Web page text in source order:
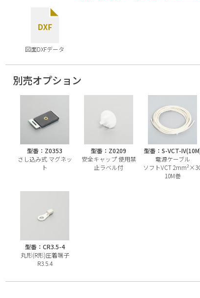
図面DXFデータ
別売オプション
型番：Z0353
さし込み式 マグネッ
ト
型番：Z0209
安全キャップ 使用禁
止ラベル付
型番：S-VCT-
電源ケーブル
ソフトVCT
10M巻
型番：CR3.5-4
丸形(R形)圧着端子
R3.5.4